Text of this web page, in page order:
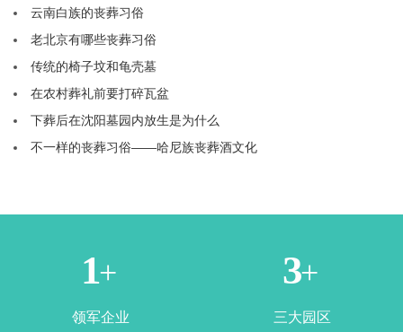
云南白族的丧葬习俗
老北京有哪些丧葬习俗
传统的椅子坟和龟壳墓
在农村葬礼前要打碎瓦盆
下葬后在沈阳墓园内放生是为什么
不一样的丧葬习俗——哈尼族丧葬酒文化
1+
领军企业
3+
三大园区